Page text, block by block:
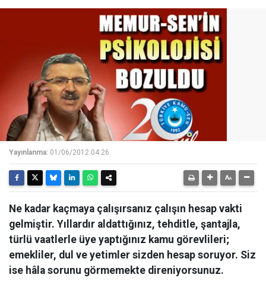
Yayınlanma: 01/06/2012 04:26
Ne kadar kaçmaya çalışırsanız çalışın hesap vakti
gelmiştir. Yıllardır aldattığınız, tehditle, şantajla,
türlü vaatlerle üye yaptığınız kamu görevlileri;
emekliler, dul ve yetimler sizden hesap soruyor. Siz
ise hâla sorunu görmemekte direniyorsunuz.